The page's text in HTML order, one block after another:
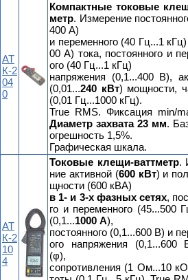
АТ
К-2
04
0
Компактные токовые
метр. Измерение
400 А)
и переменного (40 Гц...1
00 А) тока, постоянного и
ого (40 Гц...1 кГц)
напряжения (0,1...400 В),
(0,01...240 кВт) мощности,
(0,01 Гц...1000 кГц).
True RMS. Фиксация min/
Диаметр захвата 23 мм.
огрешность 1,5%.
Графическая шкала.
АТ
К-2
10
4
Токовые клещи-ваттметр.
ние активной (600 кВт) и
щности (600 кВА)
в 1- и 3-х фазных сетях,
го и переменного (45...500
(0,1...1000 А),
постоянного (0,1...600 В) и
ого напряжения (0,1...600
(φ),
сопротивления (1 Ом...10